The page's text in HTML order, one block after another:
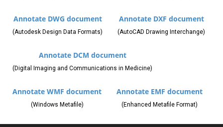
Annotate DWG document
(Autodesk Design Data Formats)
Annotate DXF document
(AutoCAD Drawing Interchange)
Annotate DCM document
(Digital Imaging and Communications in Medicine)
Annotate WMF document
(Windows Metafile)
Annotate EMF document
(Enhanced Metafile Format)